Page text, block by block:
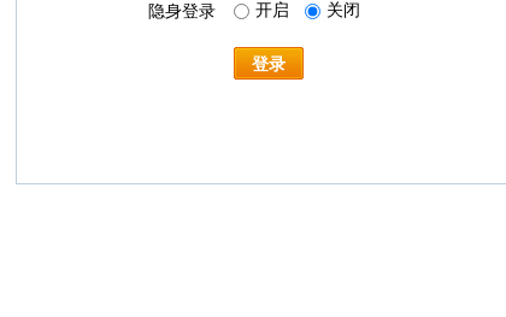
隐身登录 开启 关闭
登录